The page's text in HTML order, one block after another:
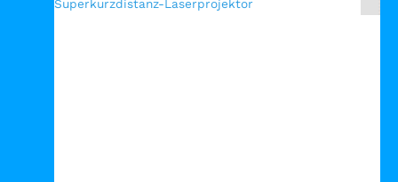
Superkurzdistanz-Laserprojektor